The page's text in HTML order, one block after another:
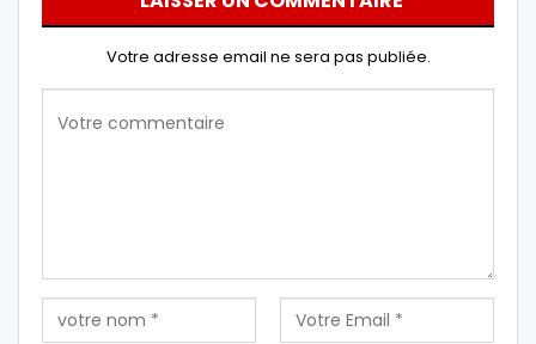
Votre adresse email ne sera pas publiée.